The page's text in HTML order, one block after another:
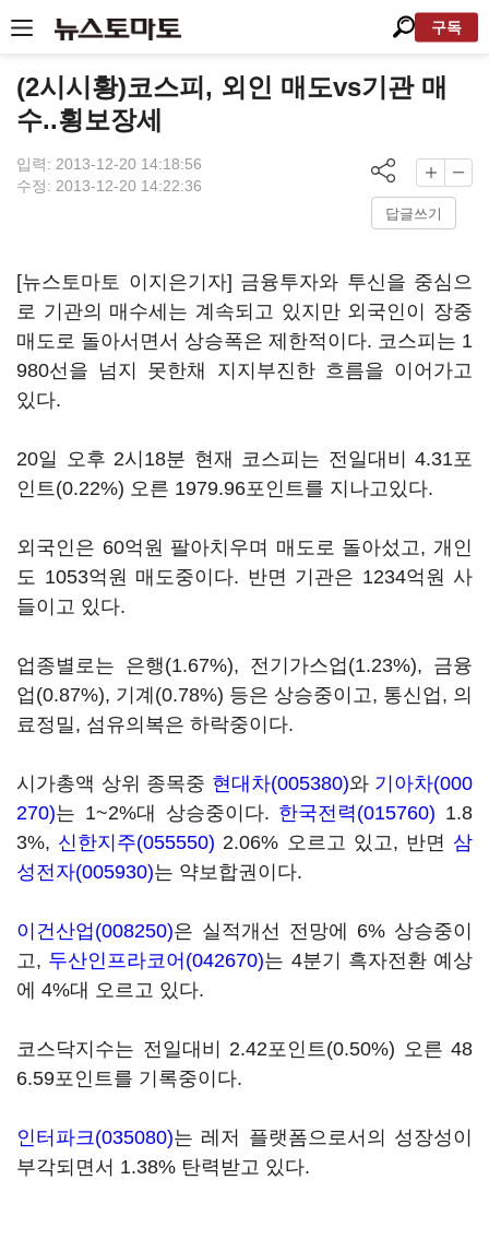
구독
(2시시황)코스피, 외인 매도vs기관 매
수..횡보장세
입력: 2013-12-20 14:18:56
수정: 2013-12-20 14:22:36
답글쓰기
[뉴스토마토 이지은기자] 금융투자와 투신을 중심으
로 기관의 매수세는 계속되고 있지만 외국인이 장중
매도로 돌아서면서 상승폭은 제한적이다. 코스피는 1
980선을 넘지 못한채 지지부진한 흐름을 이어가고
있다.
20일 오후 2시18분 현재 코스피는 전일대비 4.31포
인트(0.22%) 오른 1979.96포인트를 지나고있다.
외국인은 60억원 팔아치우며 매도로 돌아섰고, 개인
도 1053억원 매도중이다. 반면 기관은 1234억원 사
들이고 있다.
업종별로는 은행(1.67%), 전기가스업(1.23%), 금융
업(0.87%), 기계(0.78%) 등은 상승중이고, 통신업, 의
료정밀, 섬유의복은 하락중이다.
시가총액 상위 종목중 현대차(005380)와 기아차(000
270)는 1~2%대 상승중이다. 한국전력(015760) 1.8
3%, 신한지주(055550) 2.06% 오르고 있고, 반면 삼
성전자(005930)는 약보합권이다.
이건산업(008250)은 실적개선 전망에 6% 상승중이
고, 두산인프라코어(042670)는 4분기 흑자전환 예상
에 4%대 오르고 있다.
코스닥지수는 전일대비 2.42포인트(0.50%) 오른 48
6.59포인트를 기록중이다.
인터파크(035080)는 레저 플랫폼으로서의 성장성이
부각되면서 1.38% 탄력받고 있다.